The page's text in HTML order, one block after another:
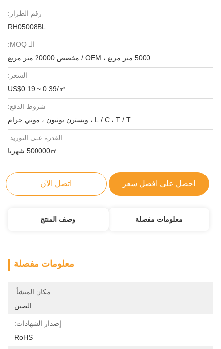
رقم الطراز:
RH05008BL
الـ MOQ:
5000 متر مربع ، OEM / مخصص 20000 متر مربع
السعر:
US$0.19 ~ 0.39/㎡
شروط الدفع:
L / C ، T / T ، ويسترن يونيون ، موني جرام
القدرة على التوريد:
500000㎡ شهريا
احصل على افضل سعر اتصل الآن
معلومات مفصلة وصف المنتج
معلومات مفصلة
مكان المنشأ:
الصين
إصدار الشهادات:
RoHS